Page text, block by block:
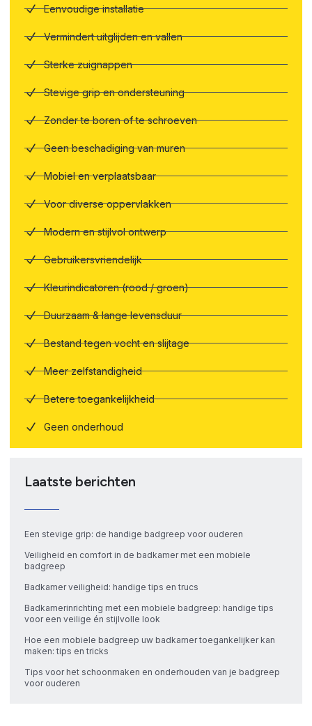
Eenvoudige installatie
Vermindert uitglijden en vallen
Sterke zuignappen
Stevige grip en ondersteuning
Zonder te boren of te schroeven
Geen beschadiging van muren
Mobiel en verplaatsbaar
Voor diverse oppervlakken
Modern en stijlvol ontwerp
Gebruikersvriendelijk
Kleurindicatoren (rood / groen)
Duurzaam & lange levensduur
Bestand tegen vocht en slijtage
Meer zelfstandigheid
Betere toegankelijkheid
Geen onderhoud
Laatste berichten
Een stevige grip: de handige badgreep voor ouderen
Veiligheid en comfort in de badkamer met een mobiele
badgreep
Badkamer veiligheid: handige tips en trucs
Badkamerinrichting met een mobiele badgreep: handige tips
voor een veilige én stijlvolle look
Hoe een mobiele badgreep uw badkamer toegankelijker kan
maken: tips en tricks
Tips voor het schoonmaken en onderhouden van je badgreep
voor ouderen